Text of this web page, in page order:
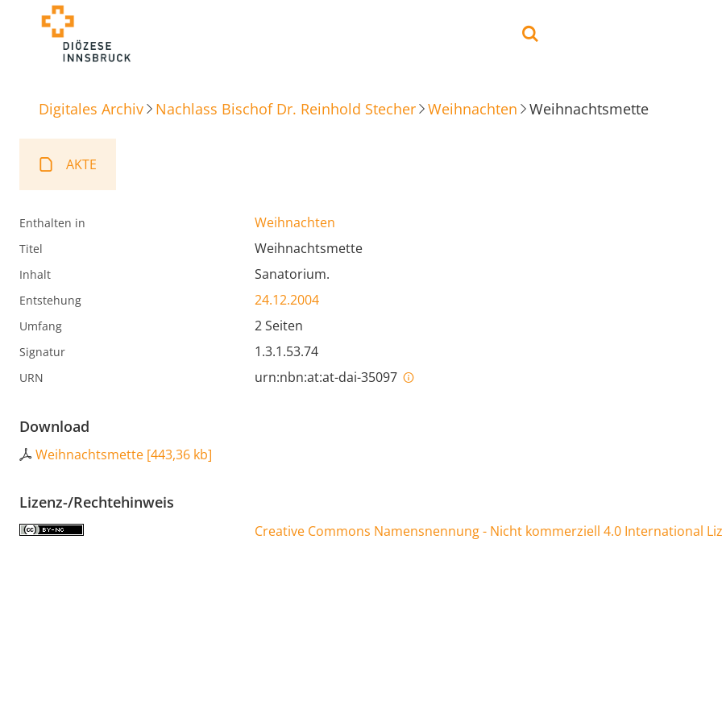
Digitales Archiv Nachlass Bischof Dr. Reinhold Stecher Weihnachten Weihnachtsmette
AKTE
Enthalten in Weihnachten
Titel Weihnachtsmette
Inhalt Sanatorium.
Entstehung 24.12.2004
Umfang 2 Seiten
Signatur 1.3.1.53.74
URN urn:nbn:at:at-dai-35097
Download
Weihnachtsmette [443,36 kb]
Lizenz-/Rechtehinweis
Creative Commons Namensnennung - Nicht kommerziell 4.0 International